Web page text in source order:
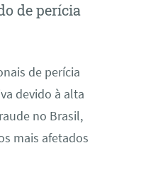
de perícia
de perícia
devido à alta
no Brasil,
mais afetados